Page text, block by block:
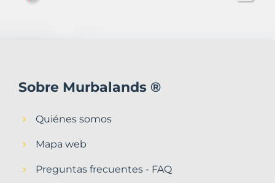
Sobre Murbalands ®
Quiénes somos
Mapa web
Preguntas frecuentes - FAQ